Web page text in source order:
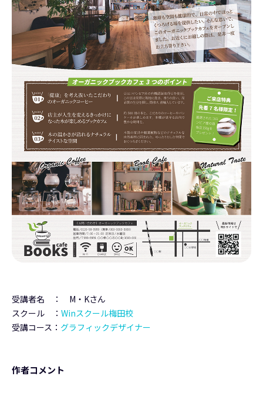
受講者名 ： M・Kさん
スクール ： Winスクール梅田校
受講コース： グラフィックデザイナー
作者コメント